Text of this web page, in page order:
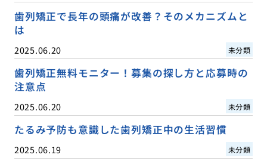
歯列矯正で長年の頭痛が改善？そのメカニズムと
は
2025.06.20 未分類
歯列矯正無料モニター！募集の探し方と応募時の
注意点
2025.06.20 未分類
たるみ予防も意識した歯列矯正中の生活習慣
2025.06.19 未分類